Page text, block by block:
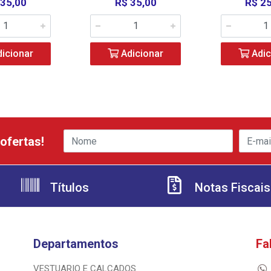
R$ 35,00
Adicionar
R$
Títulos Notas Fiscais
Departamentos
VESTUARIO E CALCADOS